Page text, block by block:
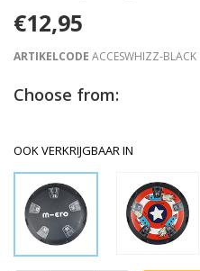
€12,95
ARTIKELCODE ACCESWHIZZ-BLACK
Choose from:
OOK VERKRIJGBAAR IN